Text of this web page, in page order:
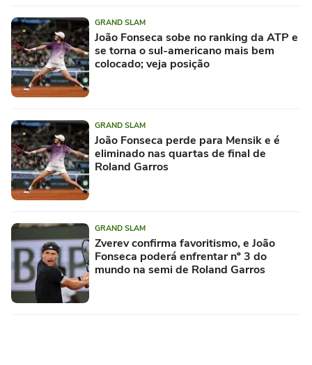
GRAND SLAM
João Fonseca sobe no ranking da ATP e
se torna o sul-americano mais bem
colocado; veja posição
GRAND SLAM
João Fonseca perde para Mensik e é
eliminado nas quartas de final de
Roland Garros
GRAND SLAM
Zverev confirma favoritismo, e João
Fonseca poderá enfrentar nº 3 do
mundo na semi de Roland Garros